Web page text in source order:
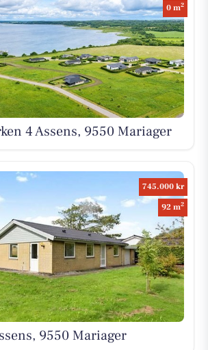
0 m2
4 Assens, 9550 Mariager
745.000 kr
92 m2
9550 Mariager